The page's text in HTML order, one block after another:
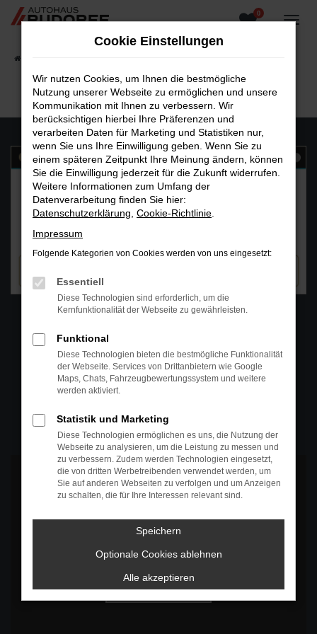
Zum
0
WhatsAPP
Telefon
+49 4295 557
Öffnungszeiten
MO-DO: 07:30 bis 18:00 Uhr
FR: 07:30 bis 17:30 Uhr
Es wird versucht, Inhalte vonwww.google.comzu laden. Dabei
können Daten an Dritte weitergegeben werden. Wenn Sie damit
Bestätigen
Cookie Einstellungen
Wir nutzen Cookies, um Ihnen die bestmögliche
Nutzung unserer Webseite zu ermöglichen und unsere
Kommunikation mit Ihnen zu verbessern. Wir
berücksichtigen hierbei Ihre Präferenzen und
verarbeiten Daten für Marketing und Statistiken nur,
wenn Sie uns Ihre Einwilligung geben. Wenn Sie zu
einem späteren Zeitpunkt Ihre Meinung ändern, können
Sie die Einwilligung jederzeit für die Zukunft widerrufen.
Weitere Informationen zum Umfang der
Datenverarbeitung finden Sie hier:
Datenschutzerklärung Cookie-Richtlinie
Impressum
Folgende Kategorien von Cookies werden von uns eingesetzt:
Essentiell
Diese Technologien sind erforderlich, um die
Kernfunktionalität der Webseite zu gewährleisten.
Funktional
Diese Technologien bieten die bestmögliche Funktionalität
der Webseite. Services von Drittanbietern wie Google
Maps, Chats, Fahrzeugbewertungssystem und weitere
werden aktiviert.
Statistik und Marketing
Diese Technologien ermöglichen es uns, die Nutzung der
Webseite zu analysieren, um die Leistung zu messen und
zu verbessern. Zudem werden Technologien eingesetzt,
die von dritten Werbetreibenden verwendet werden, um
Sie auf anderen Webseiten zu verfolgen und um Anzeigen
zu schalten, die für Ihre Interessen relevant sind.
Speichern
Optionale Cookies ablehnen
Alle akzeptieren